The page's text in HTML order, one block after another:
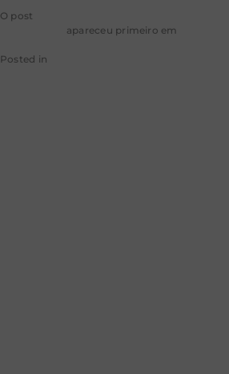
O post
apareceu primeiro em
Posted in